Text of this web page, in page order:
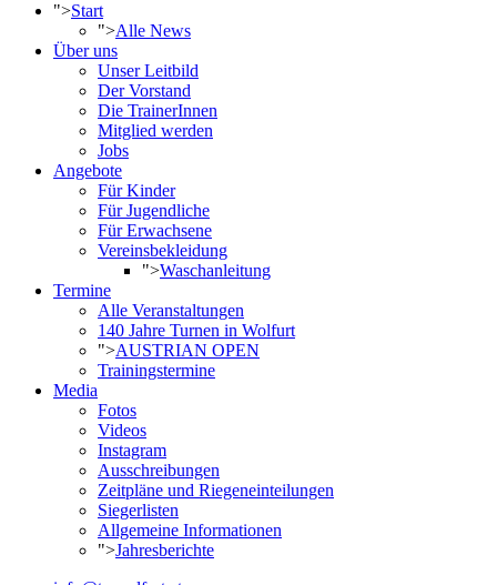
">Start
">Alle News
Über uns
Unser Leitbild
Der Vorstand
Die TrainerInnen
Mitglied werden
Jobs
Angebote
Für Kinder
Für Jugendliche
Für Erwachsene
Vereinsbekleidung
">Waschanleitung
Termine
Alle Veranstaltungen
140 Jahre Turnen in Wolfurt
">AUSTRIAN OPEN
Trainingstermine
Media
Fotos
Videos
Instagram
Ausschreibungen
Zeitpläne und Riegeneinteilungen
Siegerlisten
Allgemeine Informationen
">Jahresberichte